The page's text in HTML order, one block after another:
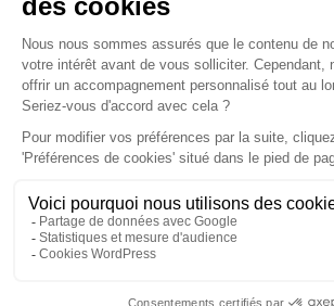
Bordeaux
14 boulevard Yvonne Poirel
49000 Angers
+33 (0)2 41 36 88 50
Écrire
aia.ingenierie.angers@a-
i-a.fr
Visite